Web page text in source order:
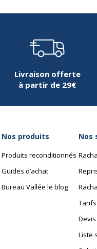
Livraison offerte
à partir de 29€
Nos produits
Produits reconditionnés
Guides d’achat
Bureau Vallée le blog
Nos
Liste